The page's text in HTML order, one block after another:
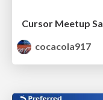
Cursor Meetup
cocacola917